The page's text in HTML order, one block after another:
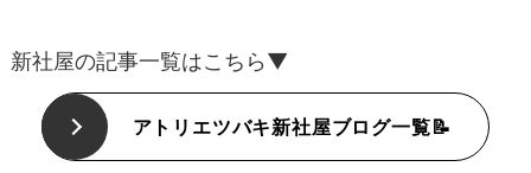
新社屋の記事一覧はこちら▼
アトリエツバキ新社屋ブログ一覧📝